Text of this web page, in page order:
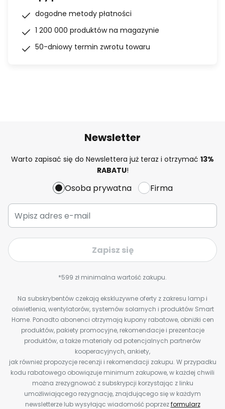
dogodne metody płatności
1 200 000 produktów na magazynie
50-dniowy termin zwrotu towaru
Newsletter
Warto zapisać się do Newslettera już teraz i otrzymać 13%
RABATU!
Osoba prywatna Firma
Zapisz się
*599 zł minimalna wartość zakupu.
Na subskrybentów czekają ekskluzywne oferty z zakresu lamp i
oświetlenia, wentylatorów, systemów solarnych i produktów Smart
Home. Ponadto abonenci otrzymają kupony rabatowe, obniżki cen
produktów, pakiety promocyjne, rekomendacje i prezentacje
produktów, a także materiały od potencjalnych partnerów
kooperacyjnych, ankiety,
jak również propozycje recenzji i rekomendacji zakupu. W przypadku
kodu rabatowego obowiązuje minimum zakupowe, w każdej chwili
można zrezygnować z subskrypcji korzystając z linku
umożliwiającego rezygnację, znajdującego się w każdym
newsletterze lub wysyłając wiadomość poprzezformularz